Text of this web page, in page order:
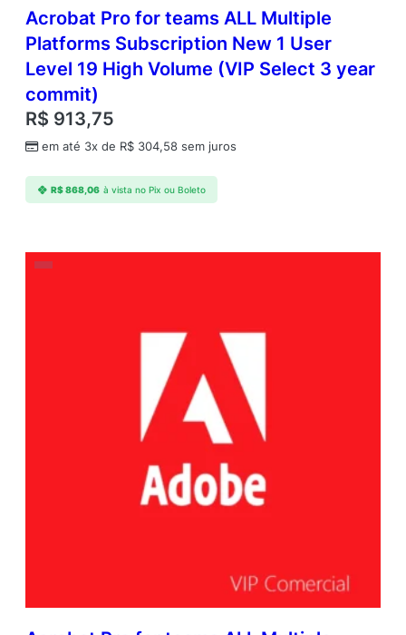
e
Acrobat Pro for teams ALL Multiple
Platforms Subscription New 1 User
Level 19 High Volume (VIP Select 3 year
commit)
R$ 913,75
em até 3x de R$ 304,58 sem juros
R$868,06 à vista no Pix ou Boleto